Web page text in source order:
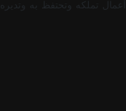
تملكه وتحتفظ به وتديره